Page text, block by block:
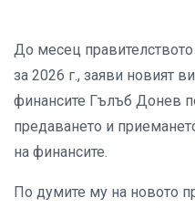
До месец
за 2026 г., заяви новият
финансите Гълъб Донев
предаването и
на финансите.
По думите му на новото